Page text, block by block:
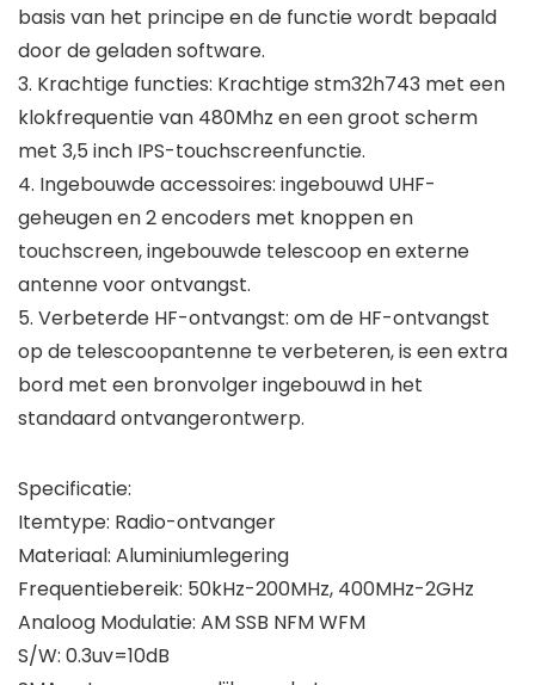
basis van het principe en de functie wordt bepaald
door de geladen software.
3. Krachtige functies: Krachtige stm32h743 met een
klokfrequentie van 480Mhz en een groot scherm
met 3,5 inch IPS-touchscreenfunctie.
4. Ingebouwde accessoires: ingebouwd UHF-
geheugen en 2 encoders met knoppen en
touchscreen, ingebouwde telescoop en externe
antenne voor ontvangst.
5. Verbeterde HF-ontvangst: om de HF-ontvangst
op de telescoopantenne te verbeteren, is een extra
bord met een bronvolger ingebouwd in het
standaard ontvangerontwerp.
Specificatie:
Itemtype: Radio-ontvanger
Materiaal: Aluminiumlegering
Frequentiebereik: 50kHz-200MHz, 400MHz-2GHz
Analoog Modulatie: AM SSB NFM WFM
S/W: 0.3uv=10dB